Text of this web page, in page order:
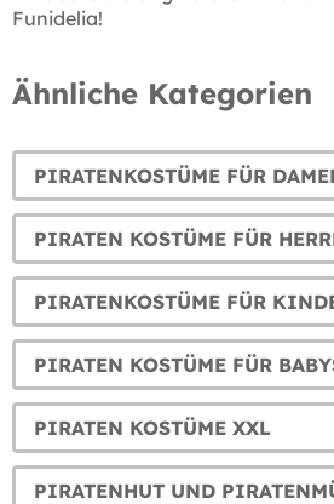
Funidelia!
Ähnliche Kategorien
PIRATEN KOSTÜME FÜR
PIRATEN KOSTÜME FÜR
PIRATEN KOSTÜME XXL
PIRATENHUT UND